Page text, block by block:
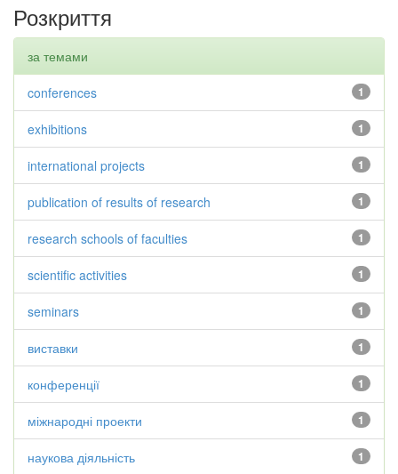
Розкриття
за темами
1
conferences
1
exhibitions
1
international projects
1
publication of results of research
1
research schools of faculties
1
scientific activities
1
seminars
1
виставки
1
конференції
1
міжнародні проекти
1
наукова діяльність